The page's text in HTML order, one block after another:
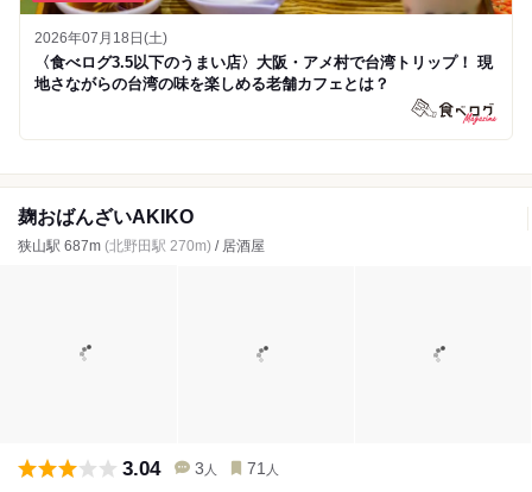
2026年07月18日(土)
〈食べログ3.5以下のうまい店〉大阪・アメ村で台湾トリップ！ 現
地さながらの台湾の味を楽しめる老舗カフェとは？
麹おばんざいAKIKO
狭山駅 687m (北野田駅 270m) / 居酒屋
3.04 3 人 71 人